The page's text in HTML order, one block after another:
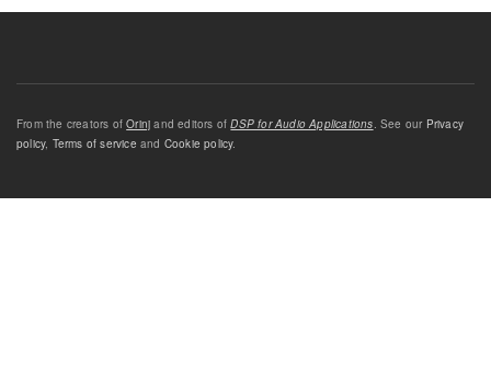
From the creators ofOrinj and editors ofDSP for Audio Applications. See our Privacy
policy, Terms of service and Cookie policy.